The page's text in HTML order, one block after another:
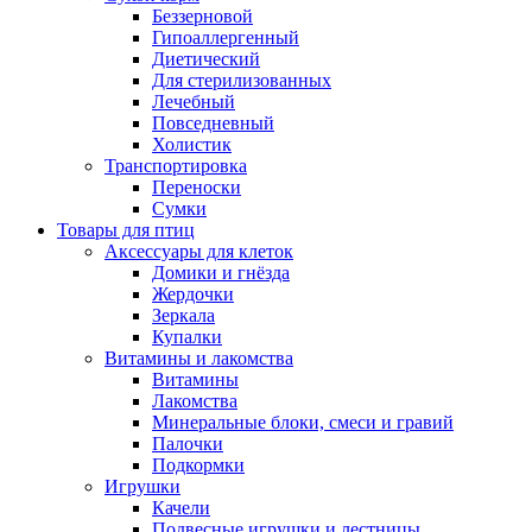
Беззерновой
Гипоаллергенный
Диетический
Для стерилизованных
Лечебный
Повседневный
Холистик
Транспортировка
Переноски
Сумки
Товары для птиц
Аксессуары для клеток
Домики и гнёзда
Жердочки
Зеркала
Купалки
Витамины и лакомства
Витамины
Лакомства
Минеральные блоки, смеси и гравий
Палочки
Подкормки
Игрушки
Качели